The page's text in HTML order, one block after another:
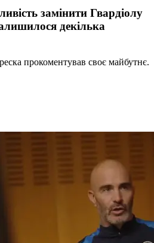
замінити Гвардіолу
декілька
прокоментував своє майбутнє.